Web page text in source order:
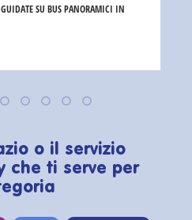
SU BUS PANORAMICI IN
o il servizio
che ti serve per